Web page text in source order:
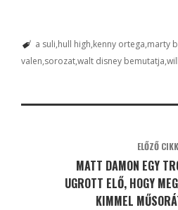
a suli hull high kenny ortega marty
valen sorozatwalt disney bemutatja
ELŐZŐ CIKK
MATT DAMON EGY
UGROTT ELŐ, HOGY
KIMMEL